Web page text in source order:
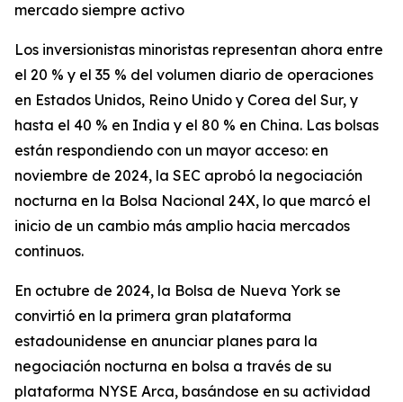
mercado siempre activo
Los inversionistas minoristas representan ahora entre
el 20 % y el 35 % del volumen diario de operaciones
en Estados Unidos, Reino Unido y Corea del Sur, y
hasta el 40 % en India y el 80 % en China. Las bolsas
están respondiendo con un mayor acceso: en
noviembre de 2024, la SEC aprobó la negociación
nocturna en la Bolsa Nacional 24X, lo que marcó el
inicio de un cambio más amplio hacia mercados
continuos.
En octubre de 2024, la Bolsa de Nueva York se
convirtió en la primera gran plataforma
estadounidense en anunciar planes para la
negociación nocturna en bolsa a través de su
plataforma NYSE Arca, basándose en su actividad